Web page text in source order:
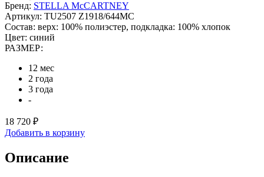
Бренд: STELLA McCARTNEY
Артикул: TU2507 Z1918/644MC
Состав: верх: 100% полиэстер, подкладка: 100% хлопок
Цвет: синий
РАЗМЕР:
12 мес
2 года
3 года
-
18 720 ₽
Добавить в корзину
Описание